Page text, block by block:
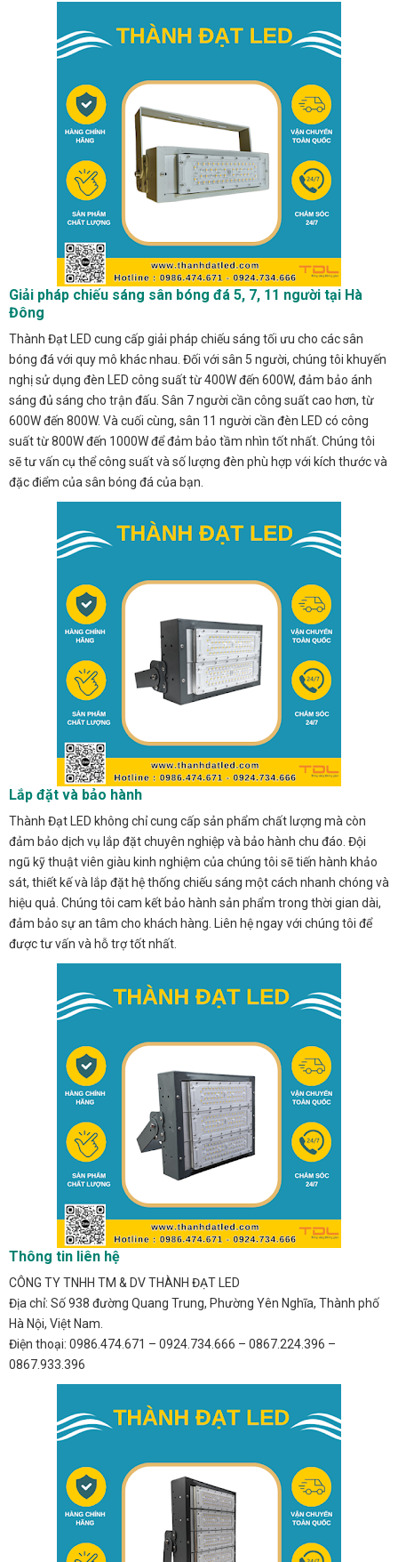
Giải pháp chiếu sáng sân bóng đá 5, 7, 11 người tại Hà
Đông
Thành Đạt LED cung cấp giải pháp chiếu sáng tối ưu cho các sân
bóng đá với quy mô khác nhau. Đối với sân 5 người, chúng tôi khuyến
nghị sử dụng đèn LED công suất từ 400W đến 600W, đảm bảo ánh
sáng đủ sáng cho trận đấu. Sân 7 người cần công suất cao hơn, từ
600W đến 800W. Và cuối cùng, sân 11 người cần đèn LED có công
suất từ 800W đến 1000W để đảm bảo tầm nhìn tốt nhất. Chúng tôi
sẽ tư vấn cụ thể công suất và số lượng đèn phù hợp với kích thước và
đặc điểm của sân bóng đá của bạn.
Lắp đặt và bảo hành
Thành Đạt LED không chỉ cung cấp sản phẩm chất lượng mà còn
đảm bảo dịch vụ lắp đặt chuyên nghiệp và bảo hành chu đáo. Đội
ngũ kỹ thuật viên giàu kinh nghiệm của chúng tôi sẽ tiến hành khảo
sát, thiết kế và lắp đặt hệ thống chiếu sáng một cách nhanh chóng và
hiệu quả. Chúng tôi cam kết bảo hành sản phẩm trong thời gian dài,
đảm bảo sự an tâm cho khách hàng. Liên hệ ngay với chúng tôi để
được tư vấn và hỗ trợ tốt nhất.
Thông tin liên hệ
CÔNG TY TNHH TM & DV THÀNH ĐẠT LED
Địa chỉ: Số 938 đường Quang Trung, Phường Yên Nghĩa, Thành phố
Hà Nội, Việt Nam.
Điện thoại: 0986.474.671 – 0924.734.666 – 0867.224.396 –
0867.933.396